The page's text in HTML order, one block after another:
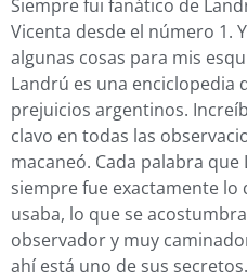
Siempre fui fanático de
Vicenta desde el número 1.
algunas cosas para mis
Landrú es una enciclopedia
prejuicios argentinos.
clavo en todas las
macaneó. Cada palabra
siempre fue exactamente lo
usaba, lo que se
observador y muy
ahí está uno de sus